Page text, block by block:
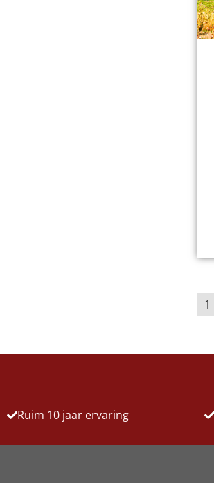
1
Ruim 10 jaar ervaring